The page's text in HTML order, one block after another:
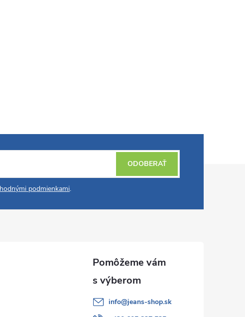
podmienkami.
ODOBERAŤ
info@jeans-shop.sk